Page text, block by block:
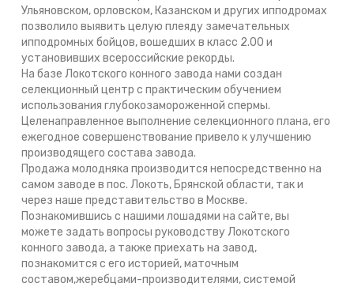
Ульяновском, орловском, Казанском и других ипподромах
позволило выявить целую плеяду замечательных
ипподромных бойцов, вошедших в класс 2.00 и
установивших всероссийские рекорды.
На базе Локотского конного завода нами создан
селекционный центр с практическим обучением
использования глубокозамороженной спермы.
Целенаправленное выполнение селекционного плана, его
ежегодное совершенствование привело к улучшению
производящего состава завода.
Продажа молодняка производится непосредственно на
самом заводе в пос. Локоть, Брянской области, так и
через наше представительство в Москве.
Познакомившись с нашими лошадями на сайте, вы
можете задать вопросы руководству Локотского
конного завода, а также приехать на завод,
познакомится с его историей, маточным
составом,жеребцами-производителями, системой